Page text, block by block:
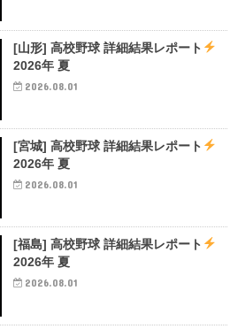
[山形] 高校野球 詳細結果レポート
2026年 夏
2026.08.01
[宮城] 高校野球 詳細結果レポート
2026年 夏
2026.08.01
[福島] 高校野球 詳細結果レポート
2026年 夏
2026.08.01